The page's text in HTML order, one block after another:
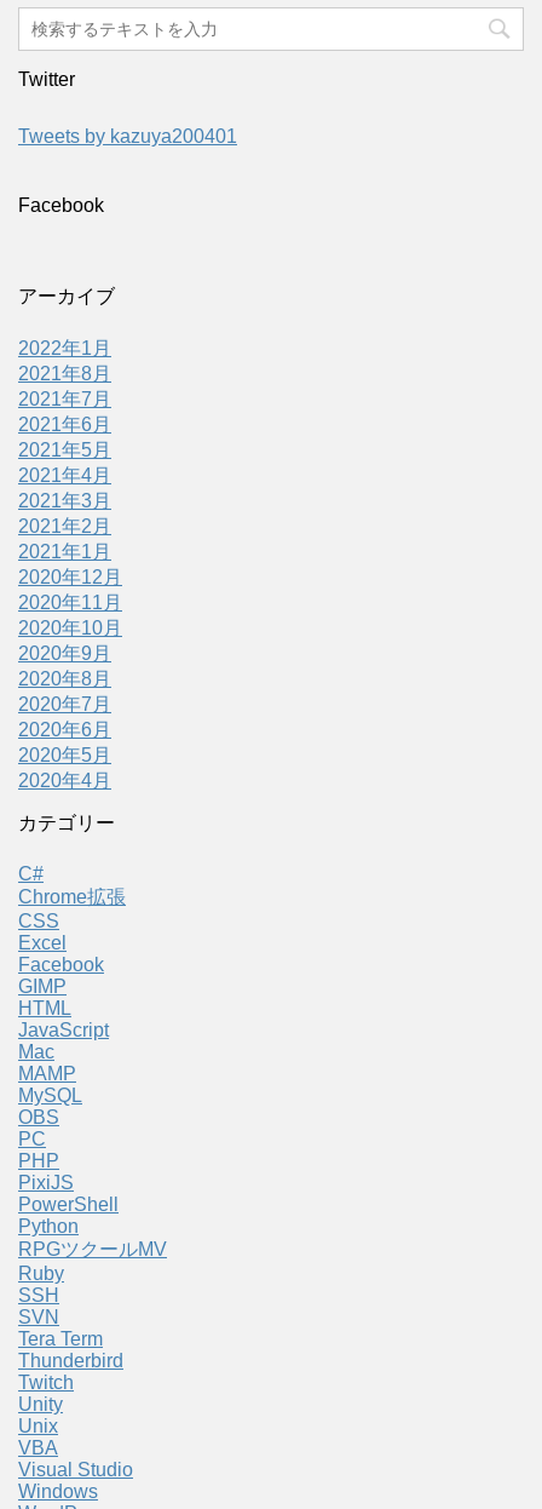
Twitter
Tweets by kazuya200401
Facebook
アーカイブ
2022年1月
2021年8月
2021年7月
2021年6月
2021年5月
2021年4月
2021年3月
2021年2月
2021年1月
2020年12月
2020年11月
2020年10月
2020年9月
2020年8月
2020年7月
2020年6月
2020年5月
2020年4月
カテゴリー
C#
Chrome拡張
CSS
Excel
Facebook
GIMP
HTML
JavaScript
Mac
MAMP
MySQL
OBS
PC
PHP
PixiJS
PowerShell
Python
RPGツクールMV
Ruby
SSH
SVN
Tera Term
Thunderbird
Twitch
Unity
Unix
VBA
Visual Studio
Windows